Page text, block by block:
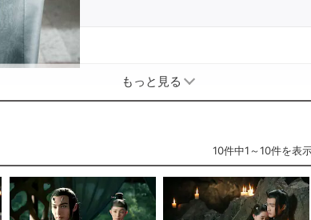
もっと見る
10件中1～10件を表